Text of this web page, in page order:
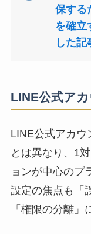
保する
を確立
した記
LINE公式ア
LINE公式アカウ
とは異なり、1
ョンが中心のプ
設定の焦点も「
「権限の分離」